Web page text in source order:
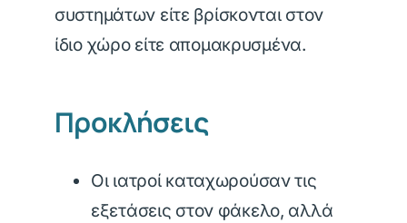
συστημάτων είτε βρίσκονται στον
ίδιο χώρο είτε απομακρυσμένα.
Προκλήσεις
Οι ιατροί καταχωρούσαν τις
εξετάσεις στον φάκελο, αλλά